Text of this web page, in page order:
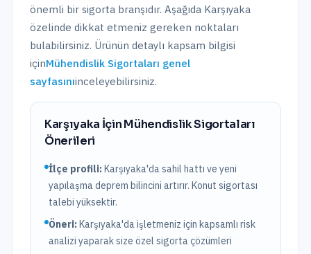
önemli bir sigorta branşıdır. Aşağıda Karşıyaka
özelinde dikkat etmeniz gereken noktaları
bulabilirsiniz. Ürünün detaylı kapsam bilgisi
içinMühendislik Sigortaları genel
sayfasınıinceleyebilirsiniz.
Karşıyaka İçinMühendislik Sigortaları
Önerileri
İlçe profili:Karşıyaka'da sahil hattı ve yeni
yapılaşma deprem bilincini artırır. Konut sigortası
talebi yüksektir.
Öneri:Karşıyaka'da işletmeniz için kapsamlı risk
analizi yaparak size özel sigorta çözümleri